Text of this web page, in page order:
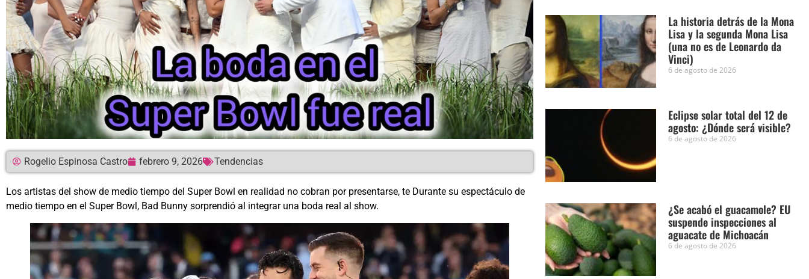
Rogelio Espinosa Castro febrero 9, 2026 Tendencias
Los artistas del show de medio tiempo del Super Bowl en realidad no cobran por presentarse, te Durante su espectáculo de
medio tiempo en el Super Bowl, Bad Bunny sorprendió al integrar una boda real al show.
La historia detrás de la Mona
Lisa y la segunda Mona Lisa
(una no es de Leonardo da
Vinci)
6 de agosto de 2026
Eclipse solar total del 12 de
agosto: ¿Dónde será visible?
6 de agosto de 2026
¿Se acabó el guacamole? EU
suspende inspecciones al
aguacate de Michoacán
6 de agosto de 2026